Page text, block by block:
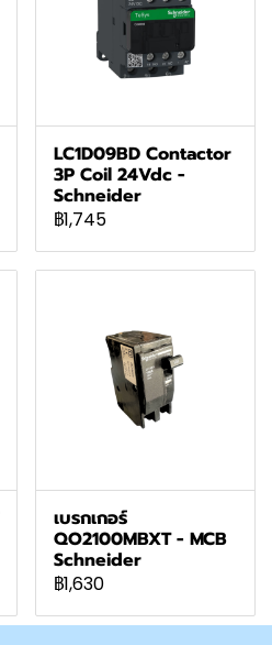
LC1D09BD Contactor
3P Coil 24Vdc -
Schneider
฿1,745
เบรกเกอร์
QO2100MBXT - MCB
Schneider
฿1,630